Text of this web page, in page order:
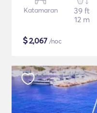
Katamaran
39 ft
12 m
$2,067 /noc